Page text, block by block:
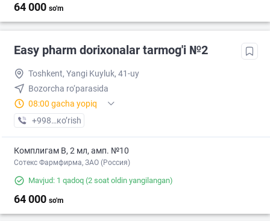
64 000 so'm
Easy pharm dorixonalar tarmog'i №2
Toshkent, Yangi Kuyluk, 41-uy
Bozorcha ro‘parasida
08:00 gacha yopiq
+998 (97) XXX-XX-XX
кo’rish
Комплигам В, 2 мл, амп. №10
Сотекс Фармфирма, ЗАО (Россия)
Mavjud: 1 qadoq (2 soat oldin yangilangan)
64 000 so'm